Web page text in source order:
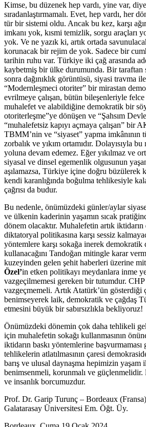
Kimse, bu düzenek hep vardı, yine var,
sıradanlaştırmamalı. Evet, hep vardı, her
tür bir sistemi oldu. Ancak bu kez, karşı
imkanı yok, kısmi temizlik, sorgu araçları
yok. Ve ne yazık ki, artık ortada
korunacak bir rejim de yok. Sadece bir
tarihin ruhu var. Türkiye iki çağ arasında
kaybetmiş bir ülke durumunda. Bir taraftan
sonra dağınıklık görüntüsü, siyasi travma
“Modernleşmeci otoriter” bir mirastan
evrilmeye çalışan, bütün bileşenleriyle
muhalefet ve alabildiğine demokratik bir
otoriterleşme”ye dönüşen ve “Şahsım
“muhalefetsiz kapıyı açmaya çalışan” bir
TBMM’nin ve “siyaset” yapma imkânının
zorbalık ve yıkım ortamıdır. Dolayısıyla
yoluna devam edemez. Eğer yıkılmaz ve
siyasal ve dinsel egemenlik olgusunun
aşılamazsa, Türkiye içine doğru büzülerek
kendi karanlığında boğulma tehlikesiyle
çağrısı da budur.
Bu nedenle, önümüzdeki günler/aylar
ve ülkenin kaderinin yaşamın sıcak
dönem olacaktır. Muhalefetin artık
diktatoryal politikasına karşı sessiz
yöntemlere karşı sokağa inerek demokratik
kullanacağını Tandoğan mitingle karar
kuzeyinden gelen şehit haberleri üzerine
Özel’in etken politikayı meydanlara inme
vazgeçilmemesi gereken bir tutumdur.
vazgeçmemeli. Artık Atatürk’ün gösterdiği
benimseyerek laik, demokratik ve çağdaş
etmesini büyük bir sabırsızlıkla bekliyoruz!
Önümüzdeki dönemin çok daha tehlikeli
için muhalefetin sokağı kullanmasının
iktidarın baskı yöntemlerine
tehlikelerin atlatılmasının çaresi
barış ve ulusal daynaşma hepimizin yaşam
benimsenmeli, korunmalı ve
ve insanlık borcumuzdur.
Prof. Dr. Garip Turunç – Bordeaux
Galatarasay Üniversitesi Em. Öğt. Üy.